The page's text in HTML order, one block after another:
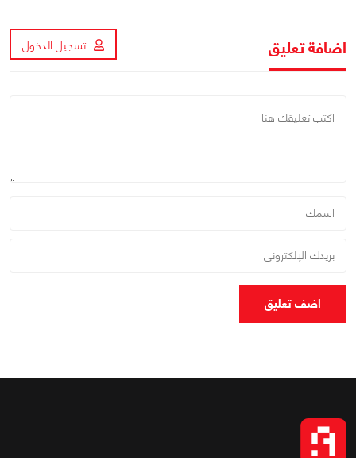
اضافة تعليق تسجيل الدخول
اضف تعليق